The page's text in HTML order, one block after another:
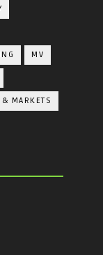
MV
MARKETS